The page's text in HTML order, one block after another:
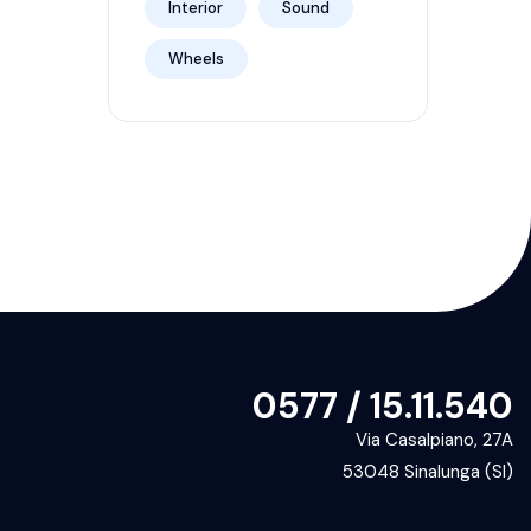
Interior Sound
Wheels
0577 / 15.11.540
Via Casalpiano, 27A
53048 Sinalunga (SI)